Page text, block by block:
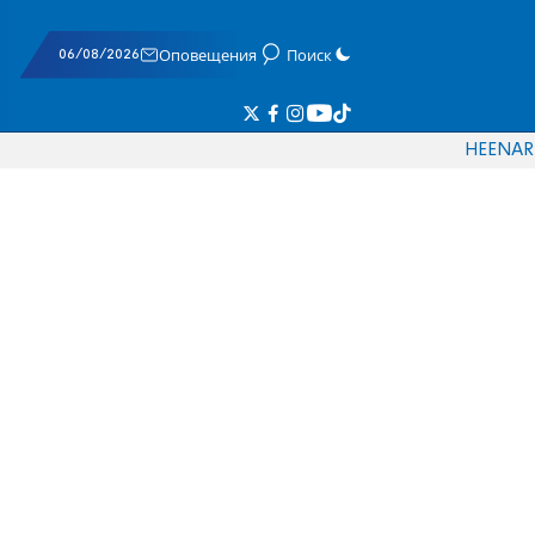
06/08/2026 Оповещения Поиск
HEENAR